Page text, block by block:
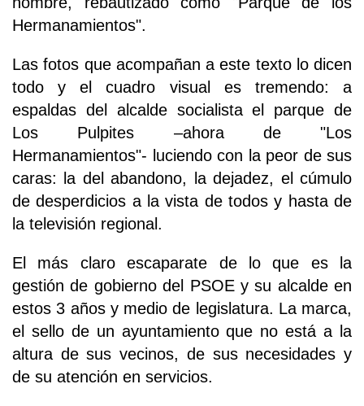
Hermanamientos".
Las fotos que acompañan a este texto lo dicen
todo y el cuadro visual es tremendo: a
espaldas del alcalde socialista el parque de
Los Pulpites –ahora de "Los
Hermanamientos"- luciendo con la peor de sus
caras: la del abandono, la dejadez, el cúmulo
de desperdicios a la vista de todos y hasta de
la televisión regional.
El más claro escaparate de lo que es la
gestión de gobierno del PSOE y su alcalde en
estos 3 años y medio de legislatura. La marca,
el sello de un ayuntamiento que no está a la
altura de sus vecinos, de sus necesidades y
de su atención en servicios.